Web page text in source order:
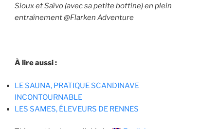
Sioux et Saïvo (avec sa petite bottine) en plein
entraînement @Flarken Adventure
À lire aussi :
LE SAUNA, PRATIQUE SCANDINAVE
INCONTOURNABLE
LES SAMES, ÉLEVEURS DE RENNES